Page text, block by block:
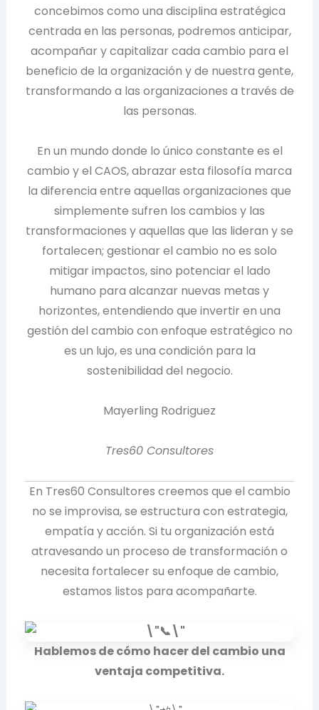
concebimos como una disciplina estratégica
centrada en las personas, podremos anticipar,
acompañar y capitalizar cada cambio para el
beneficio de la organización y de nuestra gente,
transformando a las organizaciones a través de
las personas.
En un mundo donde lo único constante es el
cambio y el CAOS, abrazar esta filosofía marca
la diferencia entre aquellas organizaciones que
simplemente sufren los cambios y las
transformaciones y aquellas que las lideran y se
fortalecen; gestionar el cambio no es solo
mitigar impactos, sino potenciar el lado
humano para alcanzar nuevas metas y
horizontes, entendiendo que invertir en una
gestión del cambio con enfoque estratégico no
es un lujo, es una condición para la
sostenibilidad del negocio.
Mayerling Rodriguez
Tres60 Consultores
En Tres60 Consultores creemos que el cambio
no se improvisa, se estructura con estrategia,
empatía y acción. Si tu organización está
atravesando un proceso de transformación o
necesita fortalecer su enfoque de cambio,
estamos listos para acompañarte.
Hablemos de cómo hacer del cambio una
ventaja competitiva.